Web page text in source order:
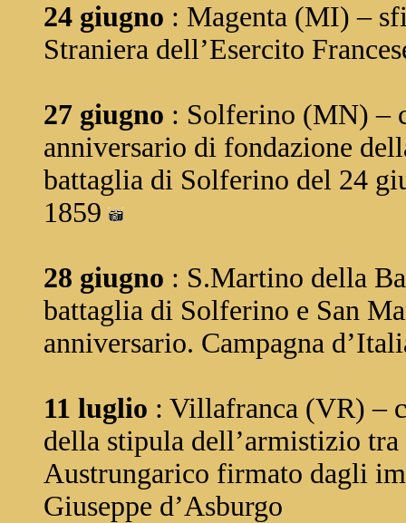
24 giugno : Magenta (MI) –
Straniera dell’Esercito
27 giugno : Solferino (MN) –
anniversario di fondazione
battaglia di Solferino del 24
1859
28 giugno : S.Martino della
battaglia di Solferino e San
anniversario. Campagna
11 luglio : Villafranca (VR) –
della stipula dell’armistizio
Austrungarico firmato dagli
Giuseppe d’Asburgo